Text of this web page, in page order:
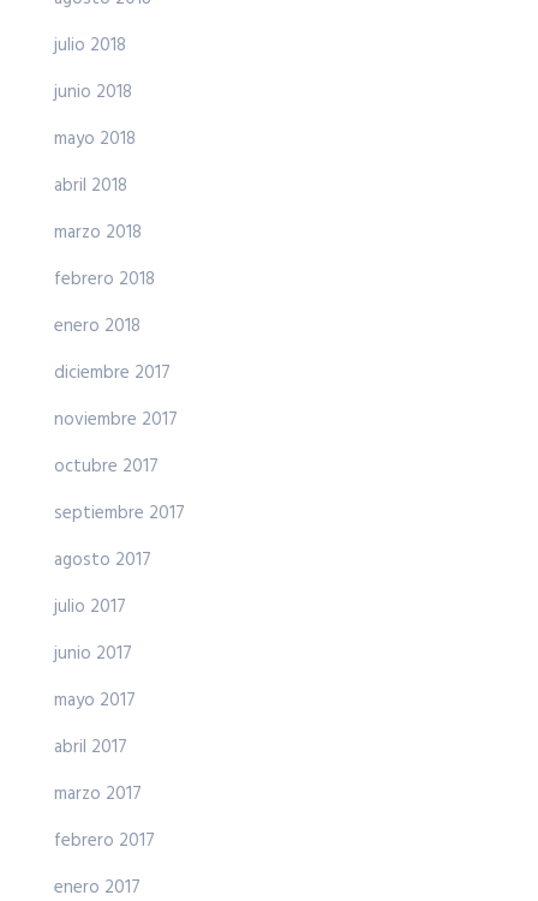
julio 2018
junio 2018
mayo 2018
abril 2018
marzo 2018
febrero 2018
enero 2018
diciembre 2017
noviembre 2017
octubre 2017
septiembre 2017
agosto 2017
julio 2017
junio 2017
mayo 2017
abril 2017
marzo 2017
febrero 2017
enero 2017